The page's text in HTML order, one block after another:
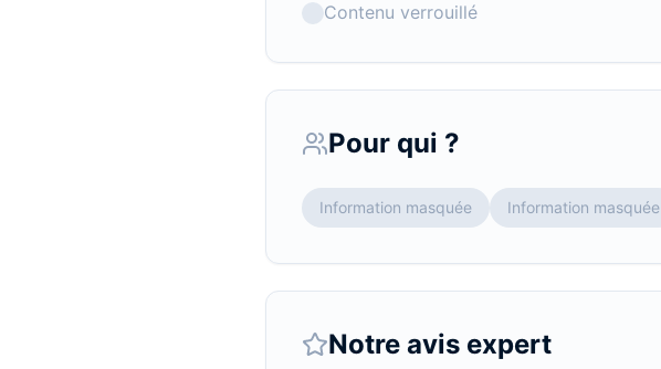
Contenu verrouillé
Pour qui ?
Information masquée Information masquée
Notre avis expert